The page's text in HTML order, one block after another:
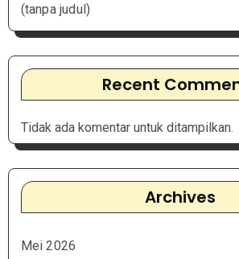
(tanpa judul)
Recent
Tidak ada komentar untuk ditampilkan.
Archives
Mei 2026